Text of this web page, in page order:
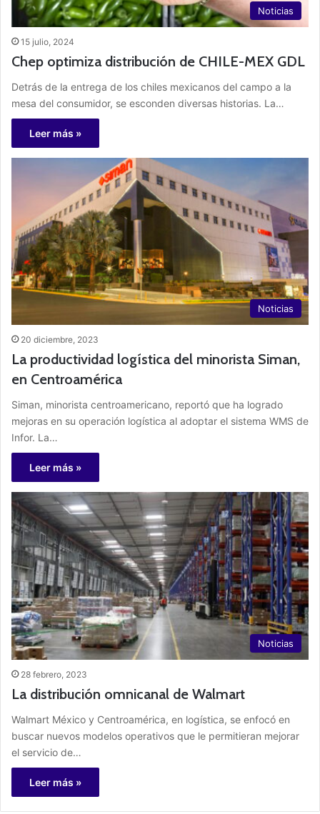
Noticias
15 julio, 2024
Chep optimiza distribución de CHILE-MEX GDL
Detrás de la entrega de los chiles mexicanos del campo a la
mesa del consumidor, se esconden diversas historias. La…
Leer más »
Noticias
20 diciembre, 2023
La productividad logística del minorista Siman,
en Centroamérica
Siman, minorista centroamericano, reportó que ha logrado
mejoras en su operación logística al adoptar el sistema WMS de
Infor. La…
Leer más »
Noticias
28 febrero, 2023
La distribución omnicanal de Walmart
Walmart México y Centroamérica, en logística, se enfocó en
buscar nuevos modelos operativos que le permitieran mejorar
el servicio de…
Leer más »